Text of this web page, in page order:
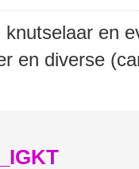
knutselaar en
en diverse